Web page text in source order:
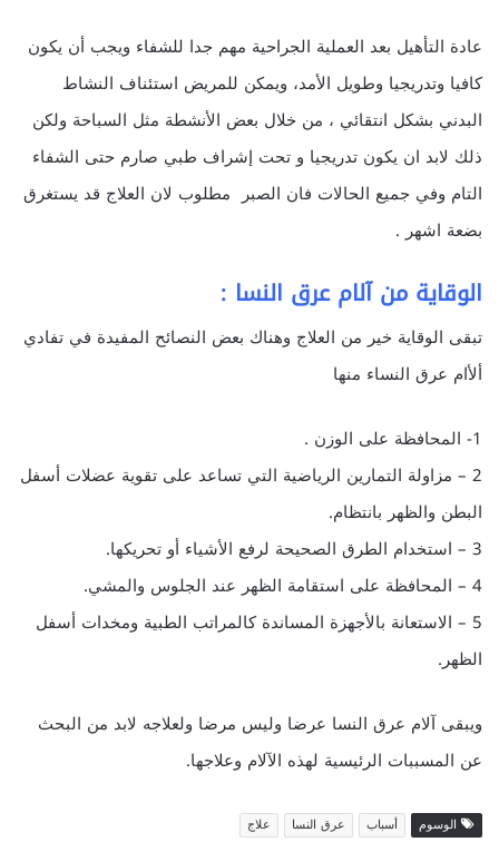
عادة التأهيل بعد العملية الجراحية مهم جدا للشفاء ويجب أن يكون
كافيا وتدريجيا وطويل الأمد، ويمكن للمريض استئناف النشاط
البدني بشكل انتقائي ، من خلال بعض الأنشطة مثل السباحة ولكن
ذلك لابد ان يكون تدريجيا و تحت إشراف طبي صارم حتى الشفاء
التام وفي جميع الحالات فان الصبر مطلوب لان العلاج قد يستغرق
بضعة اشهر .
الوقاية من آلام عرق النسا :
تبقى الوقاية خير من العلاج وهناك بعض النصائح المفيدة في تفادي
ألأام عرق النساء منها
1- المحافظة على الوزن .
2 – مزاولة التمارين الرياضية التي تساعد على تقوية عضلات أسفل
البطن والظهر بانتظام.
3 – استخدام الطرق الصحيحة لرفع الأشياء أو تحريكها.
4 – المحافظة على استقامة الظهر عند الجلوس والمشي.
5 – الاستعانة بالأجهزة المساندة كالمراتب الطبية ومخدات أسفل
الظهر.
ويبقى آلام عرق النسا عرضا وليس مرضا ولعلاجه لابد من البحث
عن المسببات الرئيسية لهذه الآلام وعلاجها.
الوسوم أسباب عرق النسا علاج